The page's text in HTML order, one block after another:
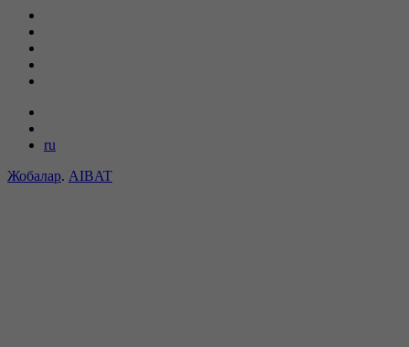
ru
Жобалар. AIBAT